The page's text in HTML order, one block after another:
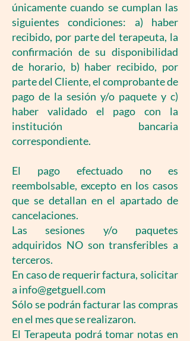
únicamente cuando se cumplan las
siguientes condiciones: a) haber
recibido, por parte del terapeuta, la
confirmación de su disponibilidad
de horario, b) haber recibido, por
parte del Cliente, el comprobante de
pago de la sesión y/o paquete y c)
haber validado el pago con la
institución bancaria
correspondiente.
El pago efectuado no es
reembolsable, excepto en los casos
que se detallan en el apartado de
cancelaciones.
Las sesiones y/o paquetes
adquiridos NO son transferibles a
terceros.
En caso de requerir factura, solicitar
a info@getguell.com
Sólo se podrán facturar las compras
en el mes que se realizaron.
El Terapeuta podrá tomar notas en